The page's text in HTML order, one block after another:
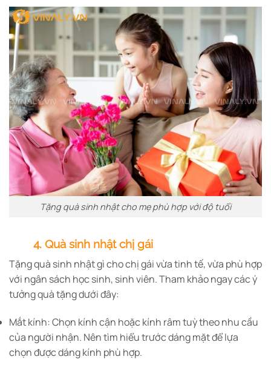
Tặng quà sinh nhật cho mẹ phù hợp với độ tuổi
4. Quà sinh nhật chị gái
Tặng quà sinh nhật gì cho chị gái vừa tinh tế, vừa phù hợp
với ngân sách học sinh, sinh viên. Tham khảo ngay các ý
tưởng quà tặng dưới đây:
Mắt kính: Chọn kính cận hoặc kính râm tuỳ theo nhu cầu
của người nhận. Nên tìm hiểu trước dáng mặt để lựa
chọn được dáng kính phù hợp.